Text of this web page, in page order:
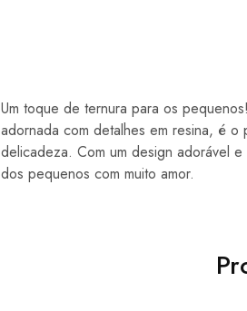
Um toque de ternura para os
adornada com detalhes em resina, é
delicadeza. Com um design adorável
dos pequenos com muito amor.